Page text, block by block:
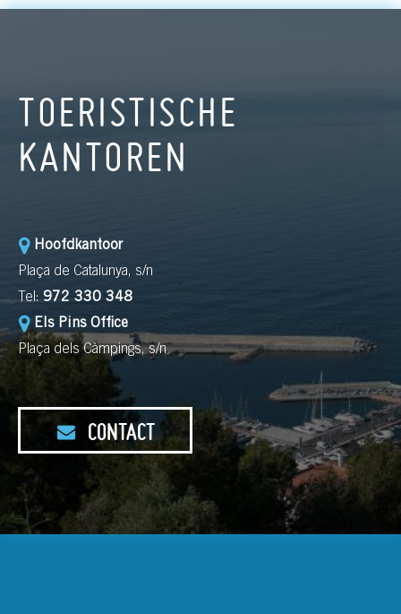
TOERISTISCHE
KANTOREN
Hoofdkantoor
Plaça de Catalunya, s/n
Tel: 972 330 348
Els Pins Office
Plaça dels Càmpings, s/n
CONTACT